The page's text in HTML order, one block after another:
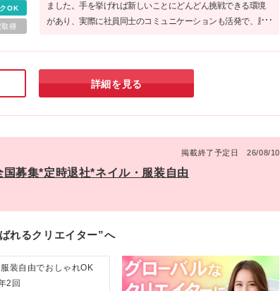
OK
取得
ました。手を挙げれば新しいことにどんどん挑戦できる環境
があり、実際に社員同士のコミュニケーションも活発で、風
で、働くことを楽しみながら成長したい方にぴったりの企業
です。
詳細を見る
掲載終了予定日 26/08/10
募集*定時退社*ネイル・服装自由
れるクリエイター”へ
装自由でおしゃれOK
2回